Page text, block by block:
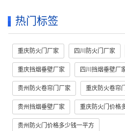
热门标签
重庆防火门厂家 四川防火门厂家
重庆挡烟垂壁厂家 四川挡烟垂壁厂
贵州防火卷帘门厂家 重庆防火卷帘
贵州挡烟垂壁厂家 重庆防火门价格
贵州防火门价格多少钱一平方